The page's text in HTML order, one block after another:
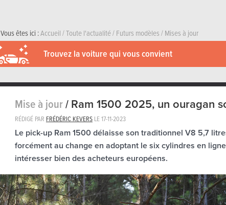
Vous êtes ici :Accueil/Toute l'actualité/Futurs modèles/Mises à jour
Trouvez la voiture qui vous convient
Mise à jour/Ram 1500 2025, un ouragan
RÉDIGÉ PAR FRÉDÉRIC KEVERS LE17-11-2023
Le pick-up Ram 1500 délaisse son traditionnel V8 5,7
forcément au change en adoptant le six cylindres en
intéresser bien des acheteurs européens.